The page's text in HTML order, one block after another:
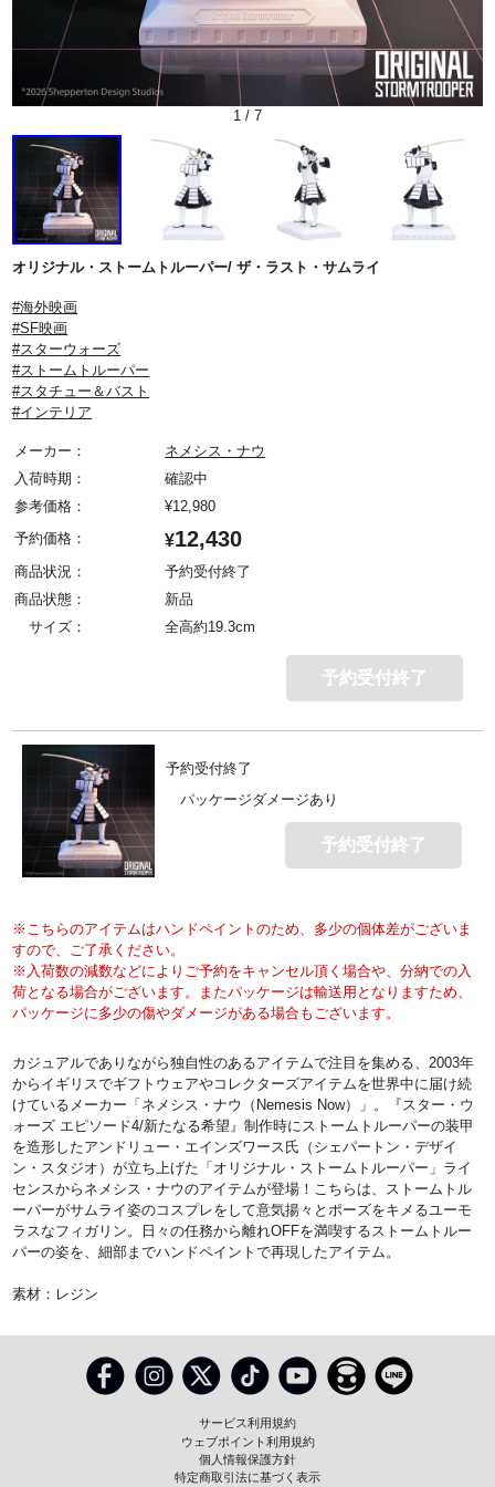
1 / 7
オリジナル・ストームトルーパー/ ザ・ラスト・サムライ
#海外映画
#SF映画
#スターウォーズ
#ストームトルーパー
#スタチュー＆バスト
#インテリア
メーカー：
ネメシス・ナウ
入荷時期：
確認中
参考価格：
¥12,980
予約価格：
¥12,430
商品状況：
予約受付終了
商品状態：
新品
サイズ：
全高約19.3cm
予約受付終了
予約受付終了
パッケージダメージあり
予約受付終了
※こちらのアイテムはハンドペイントのため、多少の個体差がございま
すので、ご了承ください。
※入荷数の減数などによりご予約をキャンセル頂く場合や、分納での入
荷となる場合がございます。またパッケージは輸送用となりますため、
パッケージに多少の傷やダメージがある場合もございます。
カジュアルでありながら独自性のあるアイテムで注目を集める、2003年
からイギリスでギフトウェアやコレクターズアイテムを世界中に届け続
けているメーカー「ネメシス・ナウ（Nemesis Now）」。『スター・ウ
ォーズ エピソード4/新たなる希望』制作時にストームトルーパーの装甲
を造形したアンドリュー・エインズワース氏（シェパートン・デザイ
ン・スタジオ）が立ち上げた「オリジナル・ストームトルーパー」ライ
センスからネメシス・ナウのアイテムが登場！こちらは、ストームトル
ーパーがサムライ姿のコスプレをして意気揚々とポーズをキメるユーモ
ラスなフィガリン。日々の任務から離れOFFを満喫するストームトルー
パーの姿を、細部までハンドペイントで再現したアイテム。
素材：レジン
サービス利用規約
ウェブポイント利用規約
個人情報保護方針
特定商取引法に基づく表示